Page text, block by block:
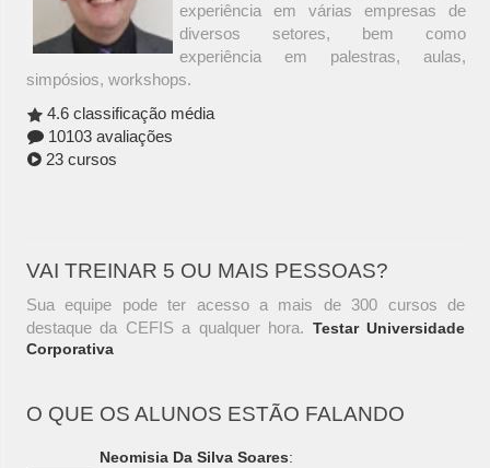
experiência em várias empresas de
diversos setores, bem como
experiência em palestras, aulas,
simpósios, workshops.
4.6 classificação média
10103 avaliações
23 cursos
VAI TREINAR 5 OU MAIS PESSOAS?
Sua equipe pode ter acesso a mais de 300 cursos de
destaque da CEFIS a qualquer hora. Testar Universidade
Corporativa
O QUE OS ALUNOS ESTÃO FALANDO
Neomisia Da Silva Soares: